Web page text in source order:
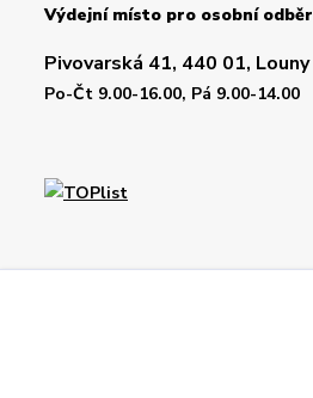
Výdejní místo pro osobní odběr
Pivovarská 41, 440 01, Louny
Po-Čt 9.00-16.00, Pá 9.00-14.00